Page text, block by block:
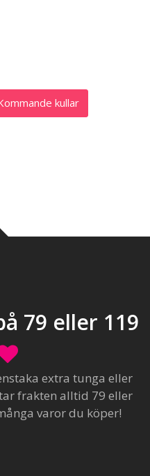
kullar
79 eller 119
extra tunga eller
frakten alltid 79 eller
varor du köper!